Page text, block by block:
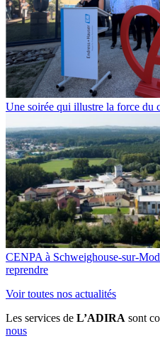
Une soirée qui illustre la force du
CENPA à Schweighouse-sur-
reprendre
Voir toutes nos actualités
Les services de L’ADIRA sont
nous